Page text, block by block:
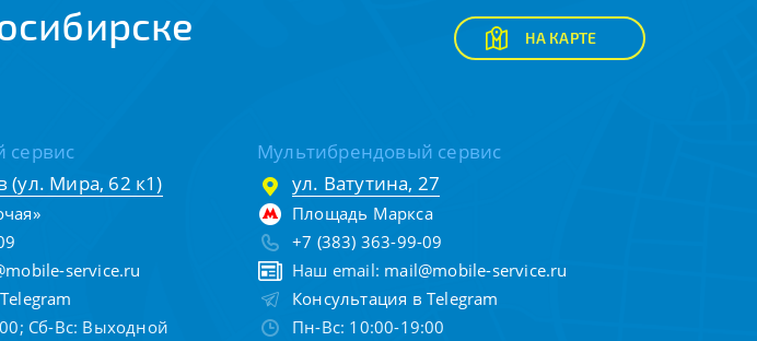
НА КАРТЕ
сервис
(ул. Мира, 62 к1)
service.ru
Сб-Вс: Выходной
Мультибрендовый сервис
ул. Ватутина, 27
Площадь Маркса
+7 (383) 363-99-09
Наш email: mail@mobile-service.ru
Консультация в Telegram
Пн-Вс: 10:00-19:00